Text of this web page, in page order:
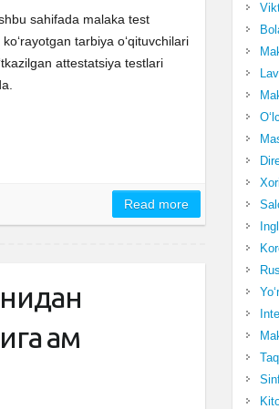
sahifada malaka test
tarbiya o‘qituvchilari
attestatsiya testlari
Read more
ҳам